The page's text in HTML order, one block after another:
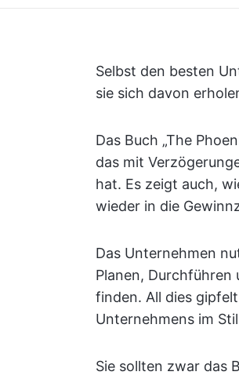
Selbst den besten
sie sich davon
Das Buch „The
das mit
hat. Es zeigt auch,
wieder in die
Das Unternehmen
Planen, Durchführen
finden. All dies
Unternehmens im
Sie sollten zwar das